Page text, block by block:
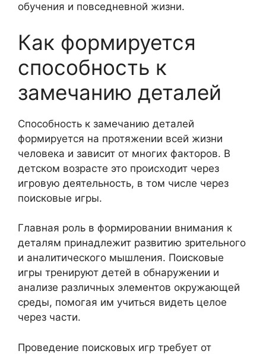
обучения и повседневной жизни.
Как формируется
способность к
замечанию деталей
Способность к замечанию деталей
формируется на протяжении всей жизни
человека и зависит от многих факторов. В
детском возрасте это происходит через
игровую деятельность, в том числе через
поисковые игры.
Главная роль в формировании внимания к
деталям принадлежит развитию зрительного
и аналитического мышления. Поисковые
игры тренируют детей в обнаружении и
анализе различных элементов окружающей
среды, помогая им учиться видеть целое
через части.
Проведение поисковых игр требует от